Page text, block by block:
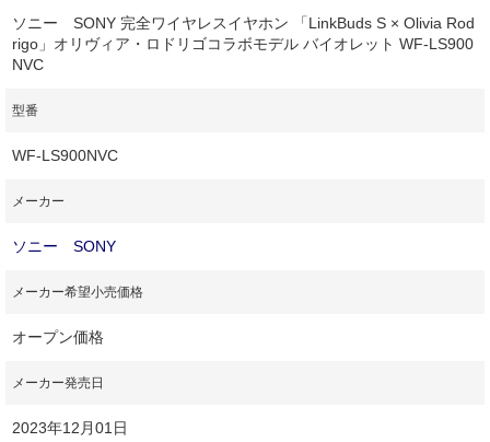
ソニー SONY 完全ワイヤレスイヤホン 「LinkBuds S × Olivia Rod
rigo」オリヴィア・ロドリゴコラボモデル バイオレット WF-LS900
NVC
型番
WF-LS900NVC
メーカー
ソニー SONY
メーカー希望小売価格
オープン価格
メーカー発売日
2023年12月01日